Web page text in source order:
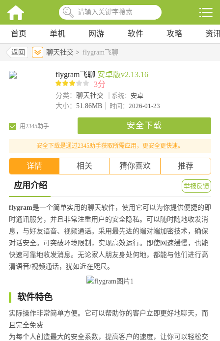
首页 单机 网游 软件 攻略 资
返回 聊天社交 > flygram飞聊
flygram飞聊 安卓版v2.13.16
3分
分类： 聊天社交 系统： 安卓
大小： 51.86MB 时间： 2026-01-23
用2345助手 安全下载
安全下载是通过2345助手获取所需应用，更安全更快速。
详情 相关 猜你喜欢 推荐
应用介绍 举报反馈
flygram是一个简单实用的聊天软件，使用它可以为你提供便捷的即
时通讯服务，并且非常注重用户的安全隐私。可以随时随地收发消
息，与好友语音、视频通话。采用最先进的端对端加密技术，确保
对话安全。可突破环境限制，实现高效运行。即使网速缓慢，也能
快速可靠地收发消息。无论家人朋友身处何地，都能与他们进行高
清语音/视频通话，犹如近在咫尺。
软件特色
实际操作非常简单方便。它可以帮助你的客户立即更好地聊天，而
且完全免费
为每个人创造最大的安全系数，提高客户的速度，让你可以轻松交